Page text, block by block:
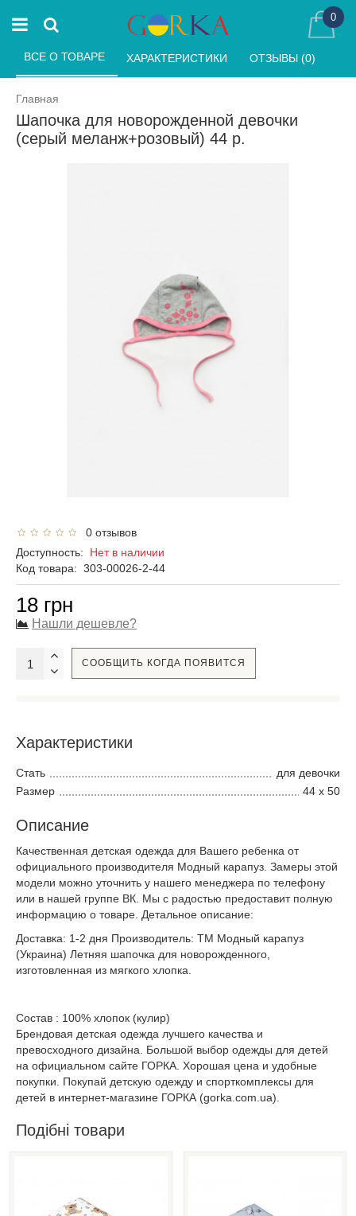
0
Главная
Шапочка для новорожденной девочки
(серый меланж+розовый) 44 р.
ВСЕ О ТОВАРЕ ХАРАКТЕРИСТИКИ ОТЗЫВЫ (0)
0 отзывов
Доступность: Нет в наличии
Код товара: 303-00026-2-44
18 грн
Нашли дешевле?
СООБЩИТЬ КОГДА ПОЯВИТСЯ
Характеристики
Стать
для девочки
Размер
44 х 50
Описание
Качественная детская одежда для Вашего ребенка от
официального производителя Модный карапуз. Замеры этой
модели можно уточнить у нашего менеджера по телефону
или в нашей группе ВК. Мы с радостью предоставит полную
информацию о товаре. Детальное описание:
Доставка: 1-2 дня Производитель: ТМ Модный карапуз
(Украина) Летняя шапочка для новорожденного,
изготовленная из мягкого хлопка.
Состав : 100% хлопок (кулир)
Брендовая детская одежда лучшего качества и
превосходного дизайна. Большой выбор одежды для детей
на официальном сайте ГОРКА. Хорошая цена и удобные
покупки. Покупай детскую одежду и спорткомплексы для
детей в интернет-магазине ГОРКА (gorka.com.ua).
Подібні товари